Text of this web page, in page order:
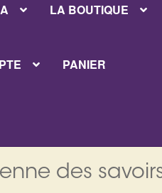
LA BOUTIQUE
PANIER
des